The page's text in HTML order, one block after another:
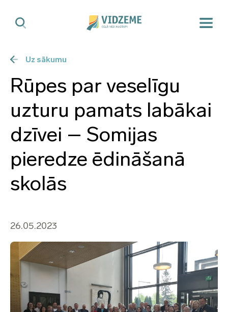
Uz sākumu
Rūpes par veselīgu
uzturu pamats labākai
dzīvei – Somijas
pieredze ēdināšanā
skolās
26.05.2023